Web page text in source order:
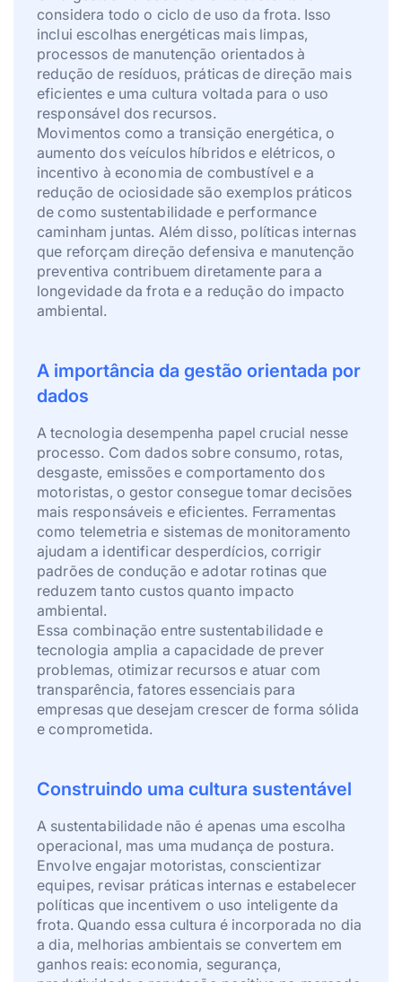
considera todo o ciclo de uso da frota. Isso
inclui escolhas energéticas mais limpas,
processos de manutenção orientados à
redução de resíduos, práticas de direção mais
eficientes e uma cultura voltada para o uso
responsável dos recursos.
Movimentos como a transição energética, o
aumento dos veículos híbridos e elétricos, o
incentivo à economia de combustível e a
redução de ociosidade são exemplos práticos
de como sustentabilidade e performance
caminham juntas. Além disso, políticas internas
que reforçam direção defensiva e manutenção
preventiva contribuem diretamente para a
longevidade da frota e a redução do impacto
ambiental.
A importância da gestão orientada por
dados
A tecnologia desempenha papel crucial nesse
processo. Com dados sobre consumo, rotas,
desgaste, emissões e comportamento dos
motoristas, o gestor consegue tomar decisões
mais responsáveis e eficientes. Ferramentas
como telemetria e sistemas de monitoramento
ajudam a identificar desperdícios, corrigir
padrões de condução e adotar rotinas que
reduzem tanto custos quanto impacto
ambiental.
Essa combinação entre sustentabilidade e
tecnologia amplia a capacidade de prever
problemas, otimizar recursos e atuar com
transparência, fatores essenciais para
empresas que desejam crescer de forma sólida
e comprometida.
Construindo uma cultura sustentável
A sustentabilidade não é apenas uma escolha
operacional, mas uma mudança de postura.
Envolve engajar motoristas, conscientizar
equipes, revisar práticas internas e estabelecer
políticas que incentivem o uso inteligente da
frota. Quando essa cultura é incorporada no dia
a dia, melhorias ambientais se convertem em
ganhos reais: economia, segurança,